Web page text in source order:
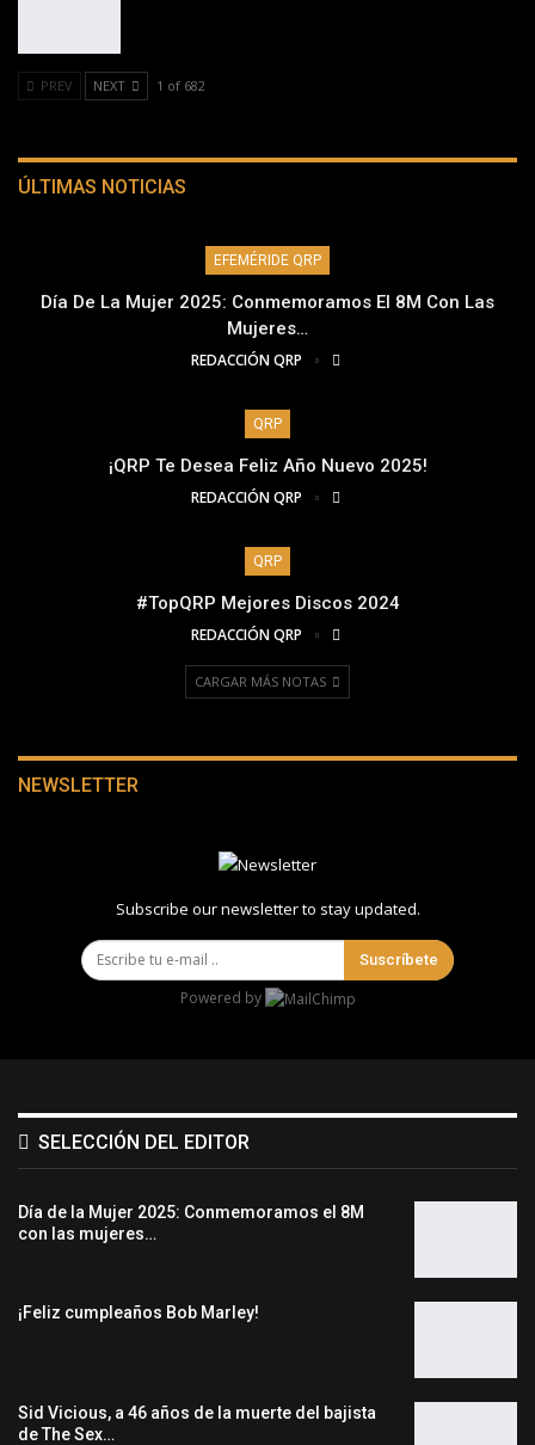
PREV NEXT 1 of 682
ÚLTIMAS NOTICIAS
EFEMÉRIDE QRP
Día De La Mujer 2025: Conmemoramos El 8M Con Las
Mujeres…
REDACCIÓN QRP
QRP
¡QRP Te Desea Feliz Año Nuevo 2025!
REDACCIÓN QRP
QRP
#TopQRP Mejores Discos 2024
REDACCIÓN QRP
CARGAR MÁS NOTAS
NEWSLETTER
Subscribe our newsletter to stay updated.
Suscríbete
Powered by
SELECCIÓN DEL EDITOR
Día de la Mujer 2025: Conmemoramos el 8M
con las mujeres…
¡Feliz cumpleaños Bob Marley!
Sid Vicious, a 46 años de la muerte del bajista
de The Sex…